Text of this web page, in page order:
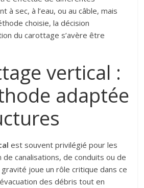
à sec, à l’eau, ou au câble, mais
choisie, la décision
du carottage s’avère être
vertical :
adaptée
est souvent privilégié pour les
de canalisations, de conduits ou de
gravité joue un rôle critique dans ce
des débris tout en